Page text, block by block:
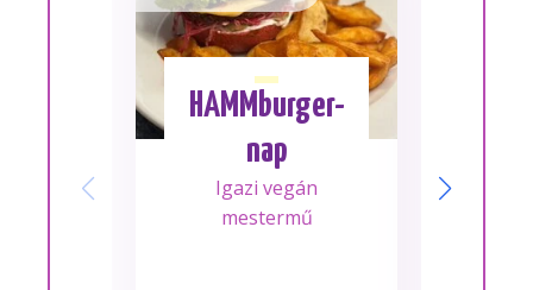
HAMMburger-
nap
Igazi vegán
mestermű